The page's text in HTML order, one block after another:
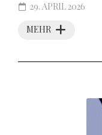
MEHR
29. APRIL 2026